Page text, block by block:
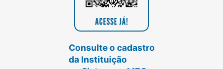
Consulte o cadastro
da Instituição